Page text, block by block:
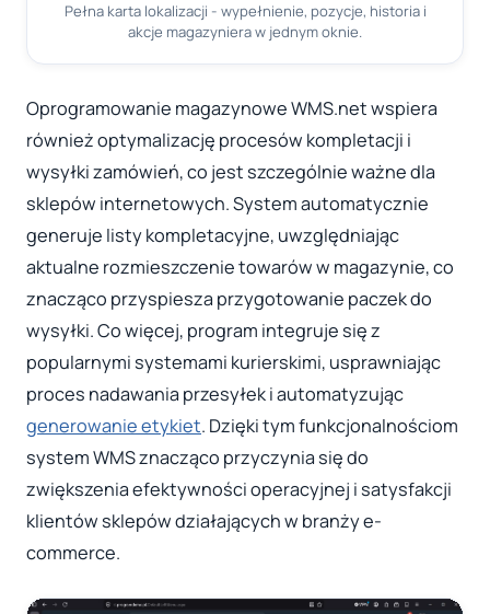
Pełna karta lokalizacji - wypełnienie, pozycje, historia i
akcje magazyniera w jednym oknie.
Oprogramowanie magazynowe WMS.net wspiera
również optymalizację procesów kompletacji i
wysyłki zamówień, co jest szczególnie ważne dla
sklepów internetowych. System automatycznie
generuje listy kompletacyjne, uwzględniając
aktualne rozmieszczenie towarów w magazynie, co
znacząco przyspiesza przygotowanie paczek do
wysyłki. Co więcej, program integruje się z
popularnymi systemami kurierskimi, usprawniając
proces nadawania przesyłek i automatyzując
generowanie etykiet. Dzięki tym funkcjonalnościom
system WMS znacząco przyczynia się do
zwiększenia efektywności operacyjnej i satysfakcji
klientów sklepów działających w branży e-
commerce.